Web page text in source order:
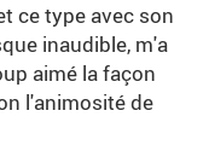
ce type avec son
inaudible, m'a
aimé la façon
l'animosité de